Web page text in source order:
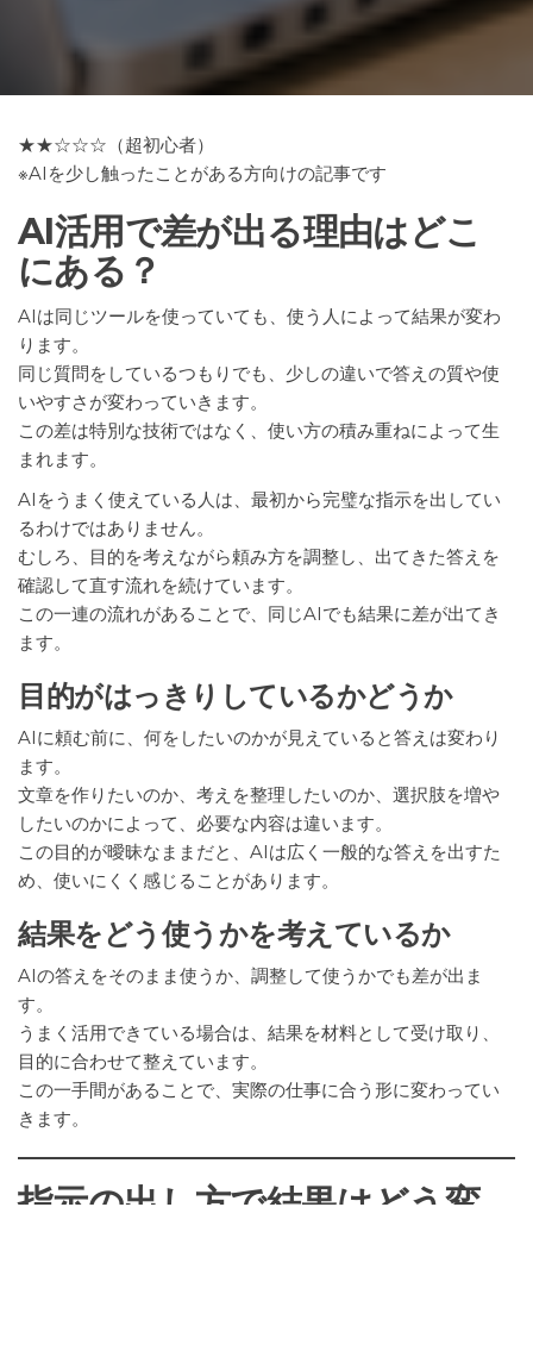
★★☆☆☆（超初心者）
※AIを少し触ったことがある方向けの記事です
AI活用で差が出る理由はどこ
にある？
AIは同じツールを使っていても、使う人によって結果が変わ
ります。
同じ質問をしているつもりでも、少しの違いで答えの質や使
いやすさが変わっていきます。
この差は特別な技術ではなく、使い方の積み重ねによって生
まれます。
AIをうまく使えている人は、最初から完璧な指示を出してい
るわけではありません。
むしろ、目的を考えながら頼み方を調整し、出てきた答えを
確認して直す流れを続けています。
この一連の流れがあることで、同じAIでも結果に差が出てき
ます。
目的がはっきりしているかどうか
AIに頼む前に、何をしたいのかが見えていると答えは変わり
ます。
文章を作りたいのか、考えを整理したいのか、選択肢を増や
したいのかによって、必要な内容は違います。
この目的が曖昧なままだと、AIは広く一般的な答えを出すた
め、使いにくく感じることがあります。
結果をどう使うかを考えているか
AIの答えをそのまま使うか、調整して使うかでも差が出ま
す。
うまく活用できている場合は、結果を材料として受け取り、
目的に合わせて整えています。
この一手間があることで、実際の仕事に合う形に変わってい
きます。
指示の出し方で結果はどう変